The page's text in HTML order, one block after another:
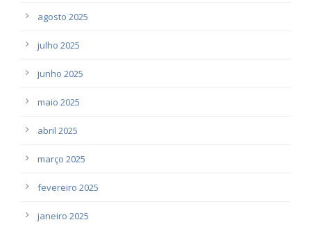
agosto 2025
julho 2025
junho 2025
maio 2025
abril 2025
março 2025
fevereiro 2025
janeiro 2025